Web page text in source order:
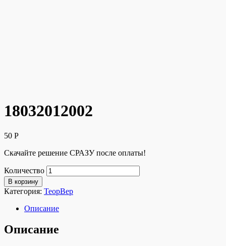
18032012002
50 Р
Скачайте решение СРАЗУ после оплаты!
Количество
В корзину
Категория: ТеорВер
Описание
Описание